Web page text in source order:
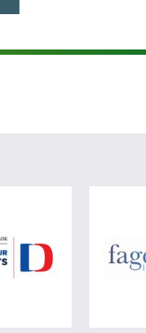
Travail (nouvelle
visiter les site